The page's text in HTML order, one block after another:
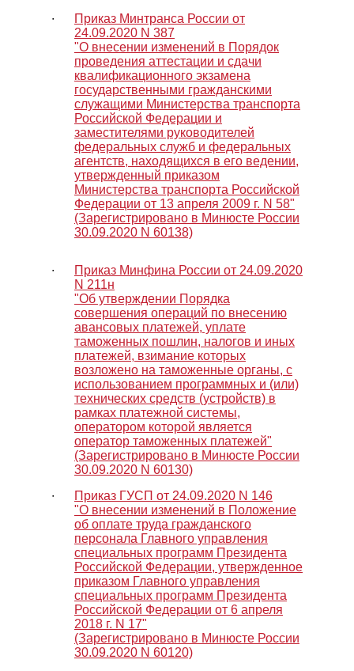
∙
Приказ Минтранса России от
24.09.2020 N 387
"О внесении изменений в Порядок
проведения аттестации и сдачи
квалификационного экзамена
государственными гражданскими
служащими Министерства транспорта
Российской Федерации и
заместителями руководителей
федеральных служб и федеральных
агентств, находящихся в его ведении,
утвержденный приказом
Министерства транспорта Российской
Федерации от 13 апреля 2009 г. N 58"
(Зарегистрировано в Минюсте России
30.09.2020 N 60138)
∙
Приказ Минфина России от 24.09.2020
N 211н
"Об утверждении Порядка
совершения операций по внесению
авансовых платежей, уплате
таможенных пошлин, налогов и иных
платежей, взимание которых
возложено на таможенные органы, с
использованием программных и (или)
технических средств (устройств) в
рамках платежной системы,
оператором которой является
оператор таможенных платежей"
(Зарегистрировано в Минюсте России
30.09.2020 N 60130)
∙
Приказ ГУСП от 24.09.2020 N 146
"О внесении изменений в Положение
об оплате труда гражданского
персонала Главного управления
специальных программ Президента
Российской Федерации, утвержденное
приказом Главного управления
специальных программ Президента
Российской Федерации от 6 апреля
2018 г. N 17"
(Зарегистрировано в Минюсте России
30.09.2020 N 60120)